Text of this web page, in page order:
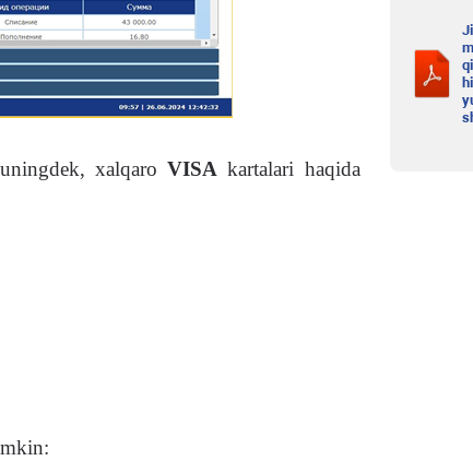
xalqaroVISA kartalari haqida